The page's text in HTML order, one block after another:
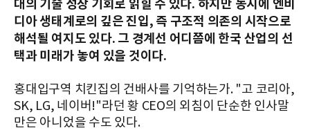
대의 기술 성장 기회로 읽힐 수 있다. 하지만 동시에 엔비
디아 생태계로의 깊은 진입, 즉 구조적 의존의 시작으로
해석될 여지도 있다. 그 경계선 어디쯤에 한국 산업의 선
택과 미래가 놓여 있을 것이다.
홍대입구역 치킨집의 건배사를 기억하는가. "고 코리아,
SK, LG, 네이버!"라던 황 CEO의 외침이 단순한 인사말
만은 아니었을 수도 있다.